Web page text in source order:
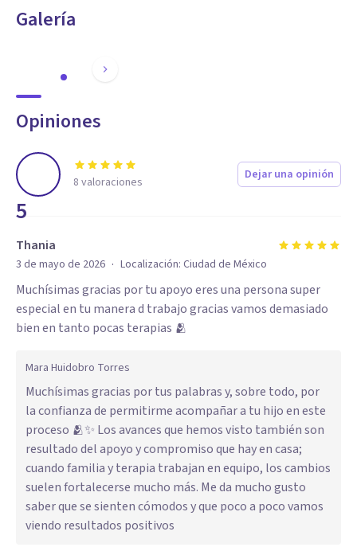
Galería
Opiniones
5
8 valoraciones Dejar una opinión
Thania
3 de mayo de 2026 · Localización: Ciudad de México
Muchísimas gracias por tu apoyo eres una persona super
especial en tu manera d trabajo gracias vamos demasiado
bien en tanto pocas terapias 🫂
Mara Huidobro Torres
Muchísimas gracias por tus palabras y, sobre todo, por
la confianza de permitirme acompañar a tu hijo en este
proceso 🫂✨ Los avances que hemos visto también son
resultado del apoyo y compromiso que hay en casa;
cuando familia y terapia trabajan en equipo, los cambios
suelen fortalecerse mucho más. Me da mucho gusto
saber que se sienten cómodos y que poco a poco vamos
viendo resultados positivos